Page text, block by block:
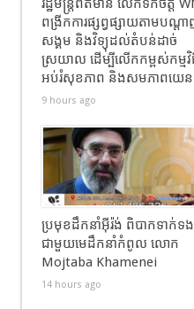
រដ្ឋមន្ត្រីព័ត៌មាន លើកទឹកចិត្ត
ពង្រីកការផ្សព្វផ្សាយតាមបណ្ត
សង្គម និងវិទ្យុដល់តំបន់ដាច់
ស្រយាល ដើម្បីលើកកម្ពស់កម្ម
អប់រំសុខភាព និងសមភាពយេន
9 hours ago
ប្រមុខដឹកនាំអ៊ីរ៉ង់ ពិបាកទាក់ទង
ជាមួយមេដឹកនាំកំពូល លោក
Mojtaba Khamenei
14 hours ago